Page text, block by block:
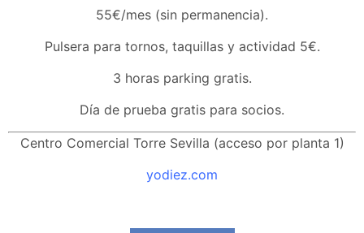
55€/mes (sin permanencia).
Pulsera para tornos, taquillas y actividad 5€.
3 horas parking gratis.
Día de prueba gratis para socios.
Centro Comercial Torre Sevilla (acceso por planta 1)
yodiez.com